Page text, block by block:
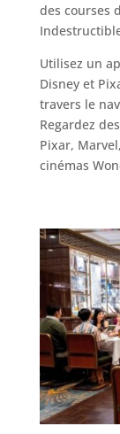
des courses
Utilisez un
Disney et
travers le
Regardez
Pixar,
cinémas